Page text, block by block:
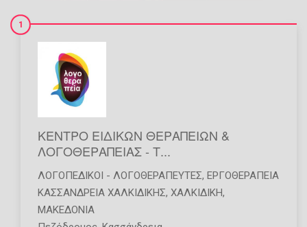
ΚΕΝΤΡΟ ΕΙΔΙΚΩΝ ΘΕΡΑΠΕΙΩΝ &
ΛΟΓΟΘΕΡΑΠΕΙΑΣ - Τ...
1
ΛΟΓΟΠΕΔΙΚΟΊ - ΛΟΓΟΘΕΡΑΠΕΥΤΈΣ, ΕΡΓΟΘΕΡΑΠΕΊΑ
ΚΑΣΣΑΝΔΡΕΙΑ ΧΑΛΚΙΔΙΚΗΣ, ΧΑΛΚΙΔΙΚΗ,
ΜΑΚΕΔΟΝΙΑ